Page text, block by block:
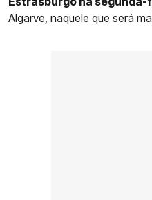
Algarve, naquele que será